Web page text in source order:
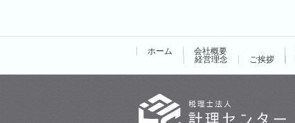
ホーム
会社概要
経営理念
ご挨拶